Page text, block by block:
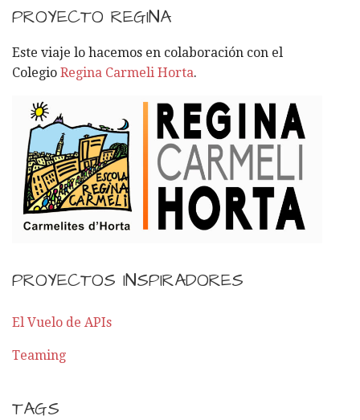
c
i
ó
o
r
n
t
r
a
C
R
:
PROYECTO REGINA
Este viaje lo hacemos en colaboración con el
Colegio Regina Carmeli Horta.
PROYECTOS INSPIRADORES
El Vuelo de APIs
Teaming
TAGS